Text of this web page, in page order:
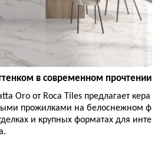
в современном прочтении
Oro от Roca Tiles предлагает кера
прожилками на белоснежном ф
и крупных форматах для инте